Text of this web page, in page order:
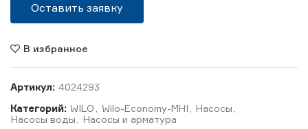
Оставить заявку
В избранное
Артикул: 4024293
Категорий: WILO Wilo-Economy-MHI Насосы
Насосы воды
Насосы и арматура